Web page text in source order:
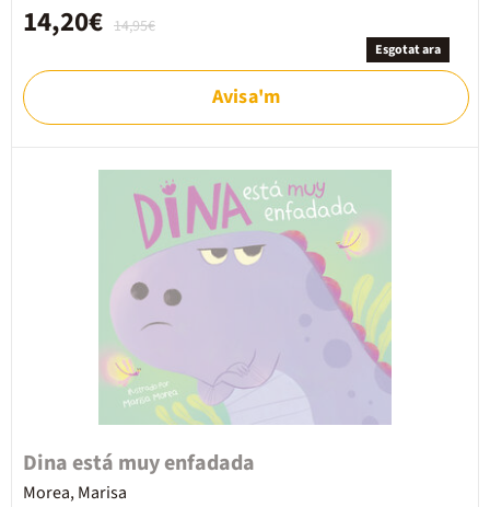
14,95€
14,20€
Esgotat ara
Avisa'm
Dina está muy enfadada
Morea, Marisa